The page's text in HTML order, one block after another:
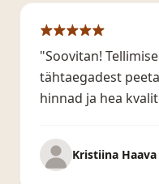
"Soovitan!
tähtaegadest
hinnad ja hea
Kristiina Haava